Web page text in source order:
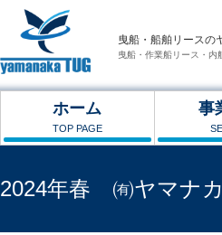
曳船・船舶リースの
曳船・作業船リース・内
ホーム
TOP PAGE
事
2024年春 ㈲ヤマナ